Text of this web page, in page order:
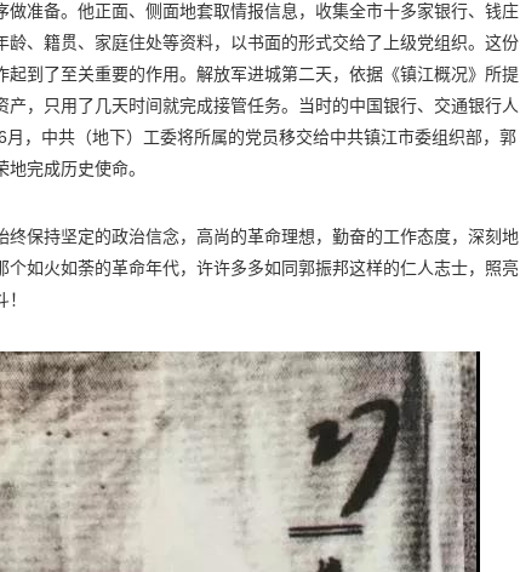
准备。他正面、侧面地套取情报信息，收集全市十多家银行、钱庄
龄、籍贯、家庭住处等资料，以书面的形式交给了上级党组织。这份
到了至关重要的作用。解放军进城第二天，依据《镇江概况》所提
，只用了几天时间就完成接管任务。当时的中国银行、交通银行人
，中共（地下）工委将所属的党员移交给中共镇江市委组织部，郭
完成历史使命。
终保持坚定的政治信念，高尚的革命理想，勤奋的工作态度，深刻地
如火如荼的革命年代，许许多多如同郭振邦这样的仁人志士，照亮